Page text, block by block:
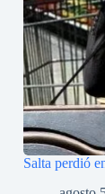
Salta perdió